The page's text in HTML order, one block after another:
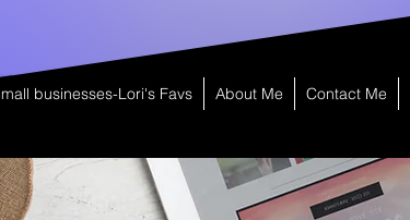
businesses-Lori's Favs About Me Contact Me